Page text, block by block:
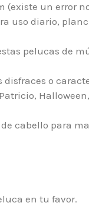
un error
uso diario,
pelucas de
o
cabello para
en tu favor.